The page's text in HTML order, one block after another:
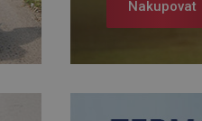
Nakupovat